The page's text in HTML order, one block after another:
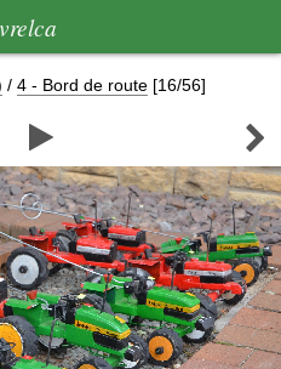
/ 4 - Bord de route [16/56]
 